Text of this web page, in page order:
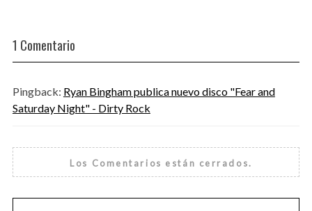
1 Comentario
Pingback: Ryan Bingham publica nuevo disco "Fear and
Saturday Night" - Dirty Rock
Los Comentarios están cerrados.